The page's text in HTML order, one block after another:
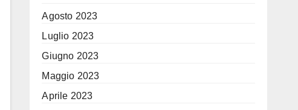
Agosto 2023
Luglio 2023
Giugno 2023
Maggio 2023
Aprile 2023